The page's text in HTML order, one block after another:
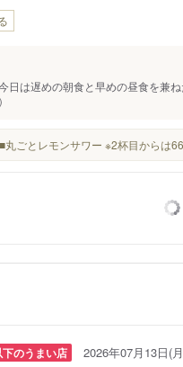
日は遅めの朝食と早めの昼食を兼
ごとレモンサワー ※2杯目からは
のうまい店 2026年07月13日(